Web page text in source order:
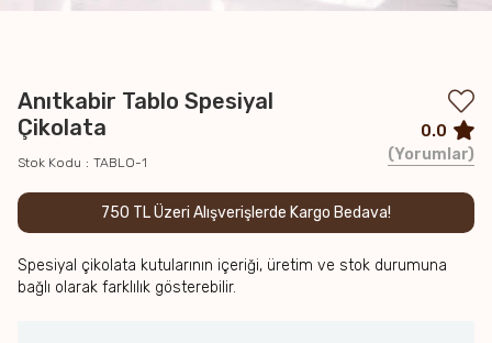
Anıtkabir Tablo Spesiyal
Çikolata
Stok Kodu TABLO-1
750 TL Üzeri Alışverişlerde Kargo Bedava!
Spesiyal çikolata kutularının içeriği, üretim ve stok durumuna
bağlı olarak farklılık gösterebilir.
0.0
Yorumlar